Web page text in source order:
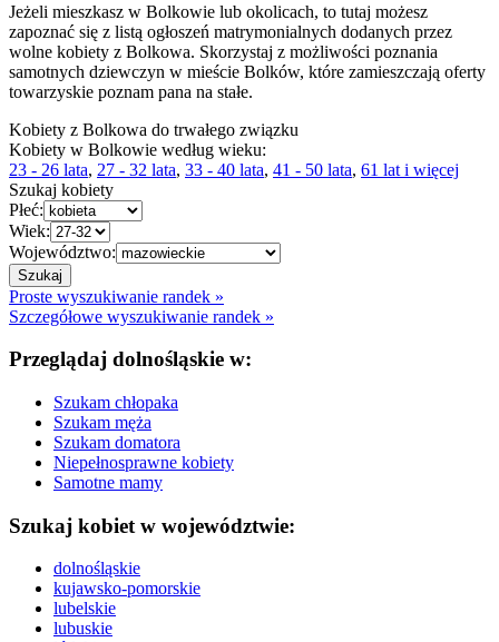
Jeżeli mieszkasz w Bolkowie lub okolicach, to tutaj możesz
zapoznać się z listą ogłoszeń matrymonialnych dodanych przez
wolne kobiety z Bolkowa. Skorzystaj z możliwości poznania
samotnych dziewczyn w mieście Bolków, które zamieszczają oferty
towarzyskie poznam pana na stałe.
Kobiety z Bolkowa do trwałego związku
Kobiety w Bolkowie według wieku:
23 - 26 lata, 27 - 32 lata, 33 - 40 lata, 41 - 50 lata, 61 lat i więcej
Szukaj kobiety
Płeć:
Wiek:
Województwo:
Proste wyszukiwanie randek »
Szczegółowe wyszukiwanie randek »
Przeglądaj dolnośląskie w:
Szukam chłopaka
Szukam męża
Szukam domatora
Niepełnosprawne kobiety
Samotne mamy
Szukaj kobiet w województwie:
dolnośląskie
kujawsko-pomorskie
lubelskie
lubuskie